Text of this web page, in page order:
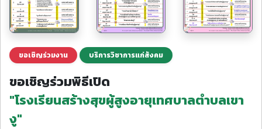
ขอเชิญร่วมงาน บริการวิชาการแก่สังคม
ขอเชิญร่วมพิธีเปิด
"โรงเรียนสร้างสุขผู้สูงอายุเทศบาลตำบลเขา
งู"